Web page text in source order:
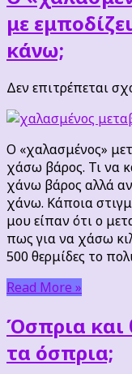
με
κάνω;
Δεν επιτρέπεται
Ο «χαλασμένος»
χάσω βάρος. Τι να
χάνω βάρος αλλά
χάνω. Κάποια
μου είπαν ότι ο
πως για να χάσω
500 θερμίδες το
Read More »
Όσπρια και
τα όσπρια;